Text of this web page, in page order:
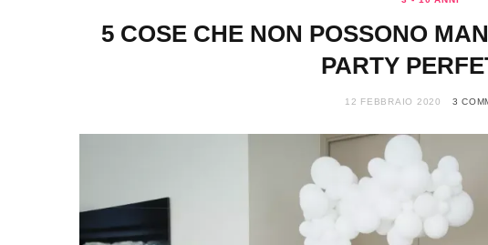
5 COSE CHE NON POSSONO
PARTY
12 FEBBRAIO 2020 3